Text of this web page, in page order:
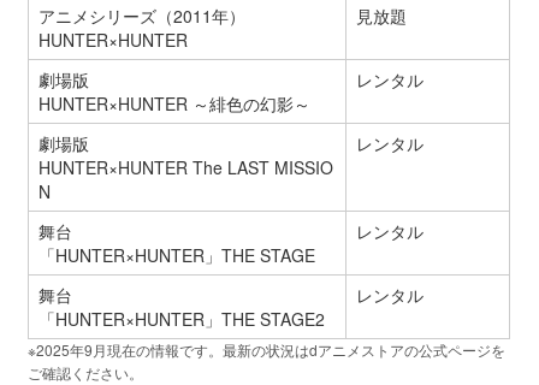
アニメシリーズ（2011年）
HUNTER×HUNTER
見放題
劇場版
HUNTER×HUNTER ～緋色の幻影～
レンタル
劇場版
HUNTER×HUNTER The LAST MISSIO
N
レンタル
舞台
「HUNTER×HUNTER」THE STAGE
レンタル
舞台
「HUNTER×HUNTER」THE STAGE2
レンタル
※2025年9月現在の情報です。最新の状況はdアニメストアの公式ページを
ご確認ください。